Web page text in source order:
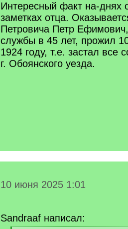
Интересный факт на-днях
заметках отца.
Петровича Петр
службы в 45 лет, прожил
1924 году, т.е. застал все
г. Обоянского уезда.
10 июня 2025 1:01
Sandraaf написал: